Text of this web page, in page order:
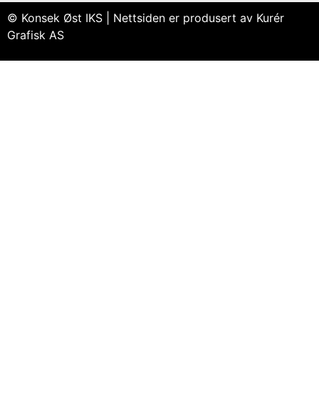
© Konsek Øst IKS | Nettsiden er produsert av Kurér
Grafisk AS